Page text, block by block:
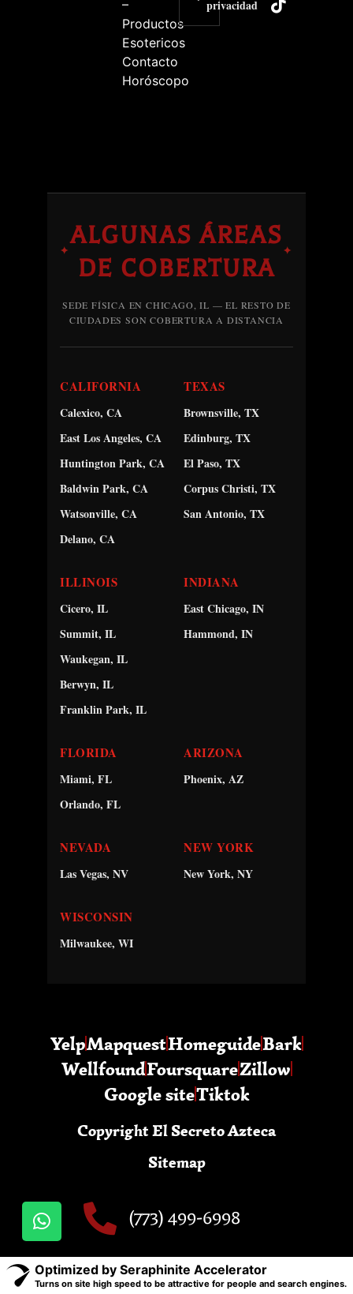
–
Productos
Esotericos
Contacto
Horóscopo
privacidad
✦
ALGUNAS ÁREAS
DE COBERTURA
✦
SEDE FÍSICA EN CHICAGO, IL — EL RESTO DE
CIUDADES SON COBERTURA A DISTANCIA
CALIFORNIA
Calexico, CA
East Los Angeles, CA
Huntington Park, CA
Baldwin Park, CA
Watsonville, CA
Delano, CA
TEXAS
Brownsville, TX
Edinburg, TX
El Paso, TX
Corpus Christi, TX
San Antonio, TX
ILLINOIS
Cicero, IL
Summit, IL
Waukegan, IL
Berwyn, IL
Franklin Park, IL
INDIANA
East Chicago, IN
Hammond, IN
FLORIDA
Miami, FL
Orlando, FL
ARIZONA
Phoenix, AZ
NEVADA
Las Vegas, NV
NEW YORK
New York, NY
WISCONSIN
Milwaukee, WI
YelpMapquestHomeguideBark
WellfoundFoursquareZillow
Google siteTiktok
Copyright El Secreto Azteca
Sitemap
(773) 499-6998
Optimized by Seraphinite Accelerator
Turns on site high speed to be attractive for people and search engines.